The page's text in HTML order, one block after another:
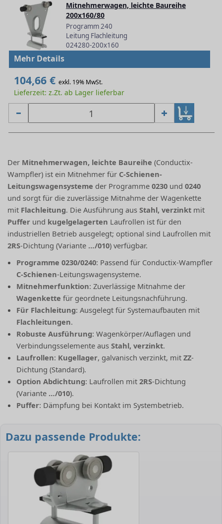
Mitnehmerwagen, leichte Baureihe
200x160/80
Programm 240
Leitung Flachleitung
024280-200x160
Mehr Details
104,66 € exkl. 19% MwSt.
Lieferzeit: z.Zt. ab Lager lieferbar
Der Mitnehmerwagen, leichte Baureihe (Conductix-
Wampfler) ist ein Mitnehmer für C-Schienen-
Leitungswagensysteme der Programme0230 und0240
und sorgt für die zuverlässige Mitnahme der Wagenkette
mit Flachleitung. Die Ausführung ausStahl, verzinkt mit
Puffer und kugelgelagerten Laufrollen ist für den
industriellen Betrieb ausgelegt; optional sind Laufrollen mit
2RS-Dichtung (Variante …/010) verfügbar.
Programme 0230/0240: Passend für Conductix-Wampfler
C-Schienen-Leitungswagensysteme.
Mitnehmerfunktion: Zuverlässige Mitnahme der
Wagenkette für geordnete Leitungsnachführung.
Für Flachleitung: Ausgelegt für Systemaufbauten mit
Flachleitungen.
Robuste Ausführung: Wagenkörper/Auflagen und
Verbindungsselemente ausStahl, verzinkt.
Laufrollen: Kugellager, galvanisch verzinkt, mitZZ-
Dichtung (Standard).
Option Abdichtung: Laufrollen mit2RS-Dichtung
(Variante …/010).
Puffer: Dämpfung bei Kontakt im Systembetrieb.
Dazu passende Produkte: